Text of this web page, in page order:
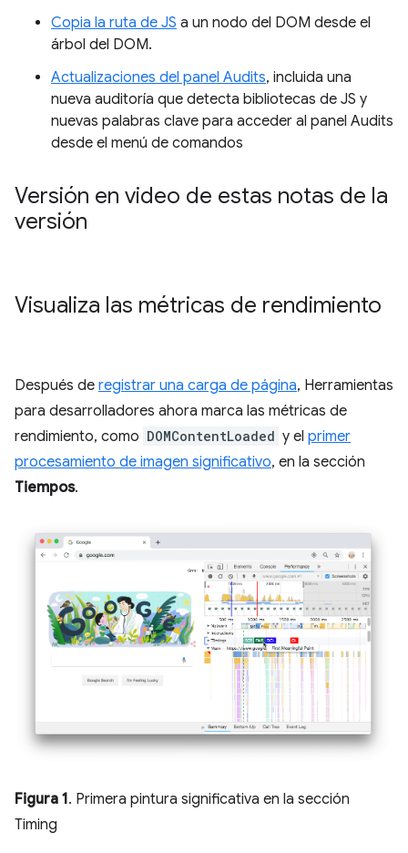
Copia la ruta de JS a un nodo del DOM desde el
árbol del DOM.
Actualizaciones del panel Audits, incluida una
nueva auditoría que detecta bibliotecas de JS y
nuevas palabras clave para acceder al panel Audits
desde el menú de comandos
Versión en video de estas notas de la
versión
Visualiza las métricas de rendimiento
Después de registrar una carga de página, Herramientas
para desarrolladores ahora marca las métricas de
rendimiento, como DOMContentLoaded y el primer
procesamiento de imagen significativo, en la sección
Tiempos.
Figura 1. Primera pintura significativa en la sección
Timing